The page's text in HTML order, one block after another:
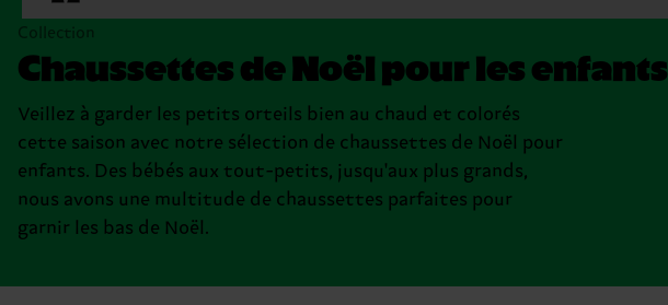
Collection
Chaussettes de Noël pour les enfants
Veillez à garder les petits orteils bien au chaud et colorés
cette saison avec notre sélection de chaussettes de Noël pour
enfants. Des bébés aux tout-petits, jusqu'aux plus grands,
nous avons une multitude de chaussettes parfaites pour
garnir les bas de Noël.